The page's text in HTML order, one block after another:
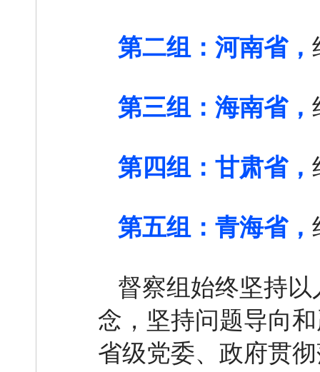
第二组：河南省，
第三组：海南省，
第四组：甘肃省，
第五组：青海省，
督察组始终坚持
念，坚持问题导向
省级党委、政府贯